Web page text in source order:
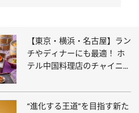
【東京・横浜・名古屋】ラン
チやディナーにも最適！ ホ
テル中国料理店のチャイニー
“進化する王道”を目指す新た